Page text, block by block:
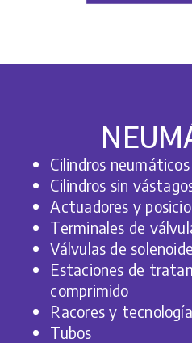
Cilindros neumáticos
Cilindros sin
Actuadores y
Terminales de
Válvulas de solenoide
Estaciones de
comprimido
Racores y
Tubos